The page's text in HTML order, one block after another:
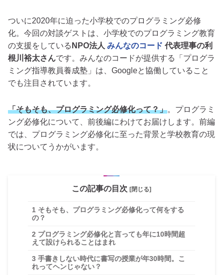
ついに2020年に迫った小学校でのプログラミング必修
化。今回の対談ゲストは、小学校でのプログラミング教育
の支援をしている NPO法人 みんなのコード 代表理事の利
根川裕太さんです。みんなのコードが提供する「プログラ
ミング指導教員養成塾」は、Googleと協働していること
でも注目されています。
「そもそも、プログラミング必修化って？」。プログラミ
ング必修化について、前後編にわけてお届けします。前編
では、プログラミング必修化に至った背景と学校教育の現
状についてうかがいます。
この記事の目次 [閉じる]
1 そもそも、プログラミング必修化って何をする
の？
2 プログラミング必修化と言っても年に10時間超
えて設けられることはまれ
3 手書きしない時代に書写の授業が年30時間。こ
れってヘンじゃない？